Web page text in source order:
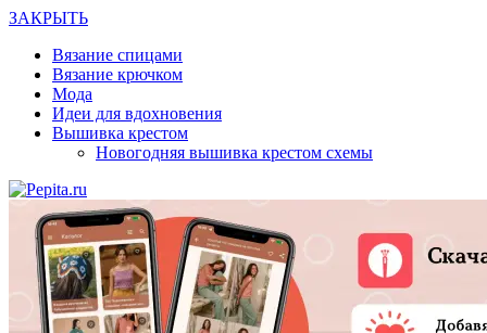
ЗАКРЫТЬ
Вязание спицами
Вязание крючком
Мода
Идеи для вдохновения
Вышивка крестом
Новогодняя вышивка крестом схемы